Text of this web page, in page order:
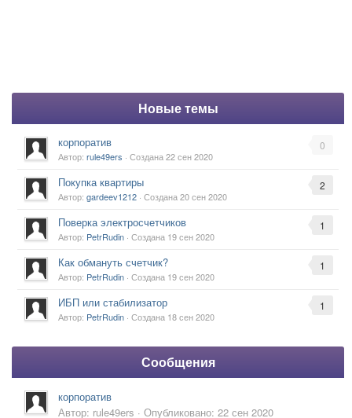
Новые темы
0
корпоратив
Автор: rule49ers · Создана22 сен 2020
2
Покупка квартиры
Автор: gardeev1212 · Создана20 сен 2020
1
Поверка электросчетчиков
Автор: PetrRudin · Создана 19 сен 2020
1
Как обмануть счетчик?
Автор: PetrRudin · Создана 19 сен 2020
1
ИБП или стабилизатор
Автор: PetrRudin · Создана 18 сен 2020
Сообщения
корпоратив
Автор: rule49ers · Опубликовано: 22 сен 2020